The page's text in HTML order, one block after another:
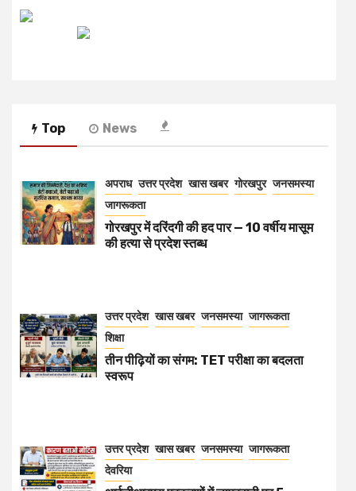
Top News
अपराध उत्तर प्रदेश खास खबर गोरखपुर जनसमस्या
जागरूकता
गोरखपुर में दरिंदगी की हद पार — 10 वर्षीय मासूम
की हत्या से प्रदेश स्तब्ध
उत्तर प्रदेश खास खबर जनसमस्या जागरूकता
शिक्षा
तीन पीढ़ियों का संगम: TET परीक्षा का बदलता
स्वरूप
उत्तर प्रदेश खास खबर जनसमस्या जागरूकता
देवरिया